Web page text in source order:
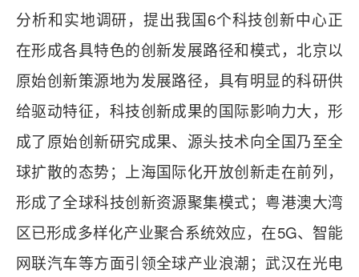
分析和实地调研，提出我国6个科技创新中心正
在形成各具特色的创新发展路径和模式，北京以
原始创新策源地为发展路径，具有明显的科研供
给驱动特征，科技创新成果的国际影响力大，形
成了原始创新研究成果、源头技术向全国乃至全
球扩散的态势；上海国际化开放创新走在前列，
形成了全球科技创新资源聚集模式；粤港澳大湾
区已形成多样化产业聚合系统效应，在5G、智能
网联汽车等方面引领全球产业浪潮；武汉在光电